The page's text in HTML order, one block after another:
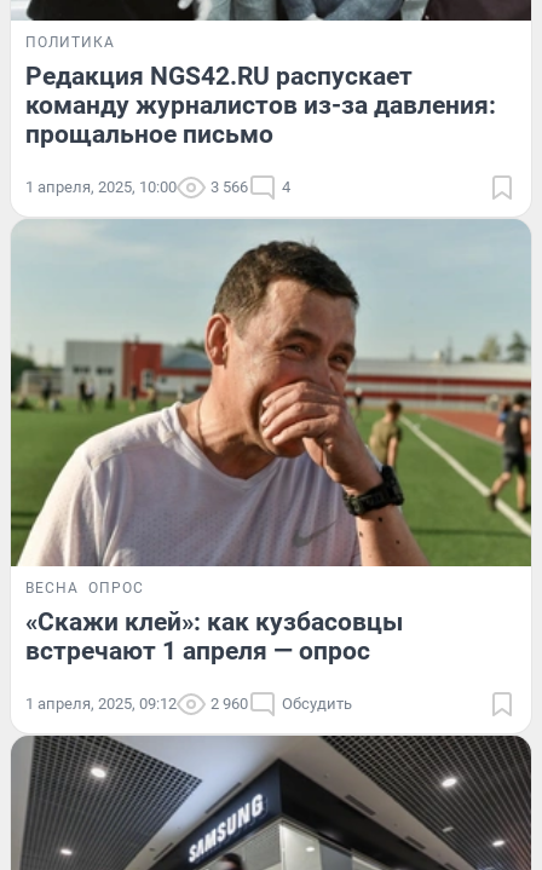
ПОЛИТИКА
Редакция NGS42.RU распускает
команду журналистов из-за давления:
прощальное письмо
1 апреля, 2025, 10:00 3 566 4
ВЕСНА ОПРОС
«Скажи клей»: как кузбасовцы
встречают 1 апреля — опрос
1 апреля, 2025, 09:12 2 960 Обсудить